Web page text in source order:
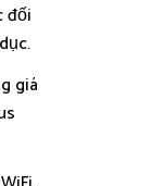
đối
giá